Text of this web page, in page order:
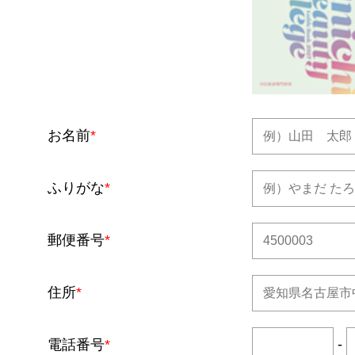
お名前*
ふりがな*
郵便番号*
住所*
電話番号* -